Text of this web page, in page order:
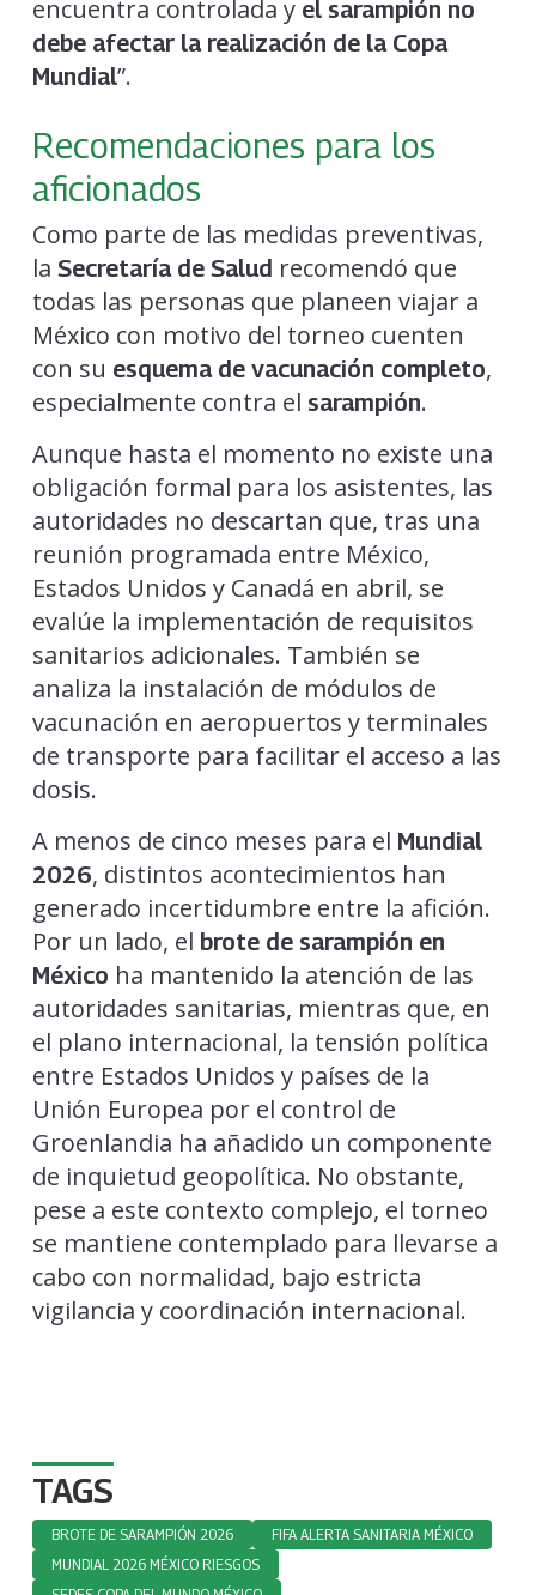
encuentra controlada y el sarampión no
debe afectar la realización de la Copa
Mundial”.
Recomendaciones para los
aficionados
Como parte de las medidas preventivas,
la Secretaría de Salud recomendó que
todas las personas que planeen viajar a
México con motivo del torneo cuenten
con su esquema de vacunación completo,
especialmente contra el sarampión.
Aunque hasta el momento no existe una
obligación formal para los asistentes, las
autoridades no descartan que, tras una
reunión programada entre México,
Estados Unidos y Canadá en abril, se
evalúe la implementación de requisitos
sanitarios adicionales. También se
analiza la instalación de módulos de
vacunación en aeropuertos y terminales
de transporte para facilitar el acceso a las
dosis.
A menos de cinco meses para el Mundial
2026, distintos acontecimientos han
generado incertidumbre entre la afición.
Por un lado, el brote de sarampión en
México ha mantenido la atención de las
autoridades sanitarias, mientras que, en
el plano internacional, la tensión política
entre Estados Unidos y países de la
Unión Europea por el control de
Groenlandia ha añadido un componente
de inquietud geopolítica. No obstante,
pese a este contexto complejo, el torneo
se mantiene contemplado para llevarse a
cabo con normalidad, bajo estricta
vigilancia y coordinación internacional.
TAGS
BROTE DE SARAMPIÓN 2026
FIFA ALERTA SANITARIA MÉXICO
MUNDIAL 2026 MÉXICO RIESGOS